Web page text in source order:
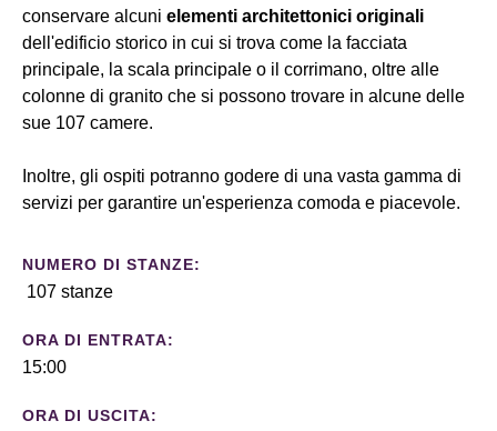
conservare alcuni elementi architettonici originali
dell'edificio storico in cui si trova come la facciata
principale, la scala principale o il corrimano, oltre alle
colonne di granito che si possono trovare in alcune delle
sue 107 camere.
Inoltre, gli ospiti potranno godere di una vasta gamma di
servizi per garantire un'esperienza comoda e piacevole.
NUMERO DI STANZE:
107 stanze
ORA DI ENTRATA:
15:00
ORA DI USCITA: